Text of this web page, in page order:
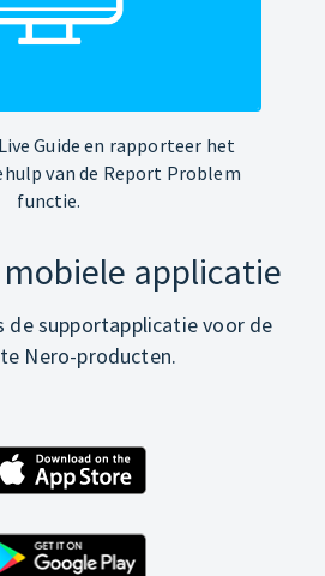
Guide en rapporteer het
van de Report Problem
functie.
applicatie
de supportapplicatie voor de
Nero-producten.